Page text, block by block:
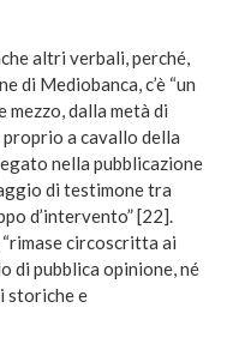
altri verbali, perché,
di Mediobanca, c’è “un
mezzo, dalla metà di
a cavallo della
nella pubblicazione
di testimone tra
d’intervento” [22].
circoscritta ai
di pubblica opinione, né
storiche e